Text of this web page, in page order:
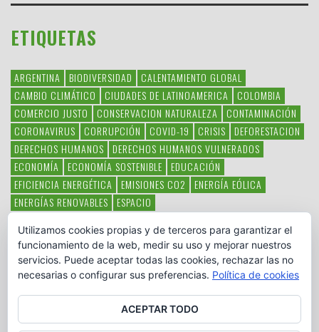
ETIQUETAS
ARGENTINA BIODIVERSIDAD
CALENTAMIENTO GLOBAL
CAMBIO CLIMÁTICO
CIUDADES DE LATINOAMERICA
COLOMBIA
COMERCIO JUSTO
CONSERVACION NATURALEZA
CONTAMINACIÓN
CORONAVIRUS
CORRUPCIÓN COVID-19 CRISIS
DEFORESTACION
DERECHOS HUMANOS
DERECHOS HUMANOS VULNERADOS
ECONOMÍA
ECONOMÍA SOSTENIBLE
EDUCACIÓN
EFICIENCIA ENERGÉTICA
EMISIONES CO2
ENERGÍA EÓLICA
ENERGÍAS RENOVABLES
ESPACIO
HAMBRE LATINOAMÉRICA MEDIO AMBIENTE
MÉXICO
OBJETIVOS DEL MILENIO
ONGS PAZ POBREZA POESÍA
POLITICA
PUEBLOS INDÍGENAS RSC RSE
SOBERANÍA ALIMENTARIA
SOLIDARIDAD SOSTENIBILIDAD TECNOLOGÍA VERTIDO PETROLEO
Utilizamos cookies propias y de terceros para garantizar el
funcionamiento de la web, medir su uso y mejorar nuestros
servicios. Puede aceptar todas las cookies, rechazar las no
necesarias o configurar sus preferencias. Política de cookies
ACEPTAR TODO